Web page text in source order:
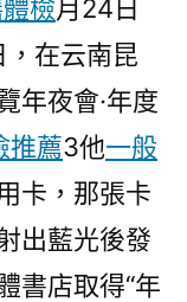
去
秀
醫
院
#32;
你
檢月24日
在云南昆
年夜會·年度
推薦3他一般
卡，那張卡
出藍光後發
書店取得“年